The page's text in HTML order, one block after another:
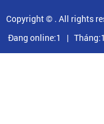
Copyright © . All rights
Đang online:1
|